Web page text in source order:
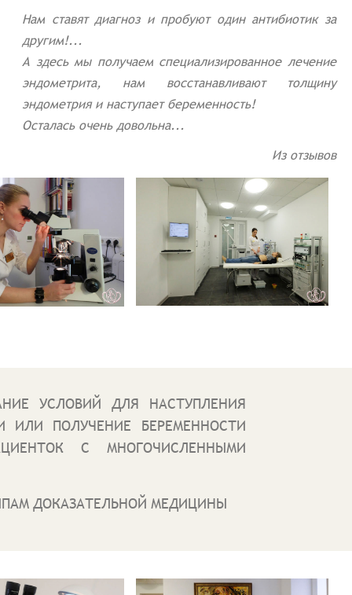
Нам ставят диагноз и пробуют один антибиотик за
другим!...
А здесь мы получаем специализированное лечение
эндометрита, нам восстанавливают толщину
эндометрия и наступает беременность!
Осталась очень довольна...
Из отзывов
УСЛОВИЙ ДЛЯ НАСТУПЛЕНИЯ
ИЛИ ПОЛУЧЕНИЕ БЕРЕМЕННОСТИ
С МНОГОЧИСЛЕННЫМИ
ДОКАЗАТЕЛЬНОЙ МЕДИЦИНЫ